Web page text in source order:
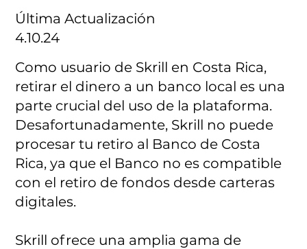
Última Actualización
4.10.24
Como usuario de Skrill en Costa Rica,
retirar el dinero a un banco local es una
parte crucial del uso de la plataforma.
Desafortunadamente, Skrill no puede
procesar tu retiro al Banco de Costa
Rica, ya que el Banco no es compatible
con el retiro de fondos desde carteras
digitales.
Skrill ofrece una amplia gama de